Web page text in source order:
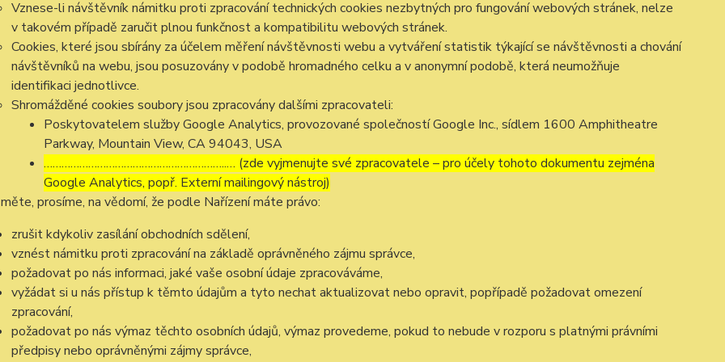
Vznese-li návštěvník námitku proti zpracování technických cookies nezbytných pro fungování webových stránek, nelze
v takovém případě zaručit plnou funkčnost a kompatibilitu webových stránek.
Cookies, které jsou sbírány za účelem měření návštěvnosti webu a vytváření statistik týkající se návštěvnosti a chování
návštěvníků na webu, jsou posuzovány v podobě hromadného celku a v anonymní podobě, která neumožňuje
identifikaci jednotlivce.
Shromážděné cookies soubory jsou zpracovány dalšími zpracovateli:
Poskytovatelem služby Google Analytics, provozované společností Google Inc., sídlem 1600 Amphitheatre
Parkway, Mountain View, CA 94043, USA
……………………………………………………..… (zde vyjmenujte své zpracovatele – pro účely tohoto dokumentu zejména
Google Analytics, popř. Externí mailingový nástroj)
prosíme, na vědomí, že podle Nařízení máte právo:
zrušit kdykoliv zasílání obchodních sdělení,
vznést námitku proti zpracování na základě oprávněného zájmu správce,
požadovat po nás informaci, jaké vaše osobní údaje zpracováváme,
vyžádat si u nás přístup k těmto údajům a tyto nechat aktualizovat nebo opravit, popřípadě požadovat omezení
zpracování,
požadovat po nás výmaz těchto osobních údajů, výmaz provedeme, pokud to nebude v rozporu s platnými právními
předpisy nebo oprávněnými zájmy správce,